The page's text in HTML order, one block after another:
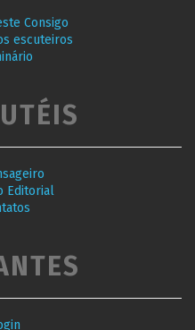
Consigo
escuteiros
Editorial